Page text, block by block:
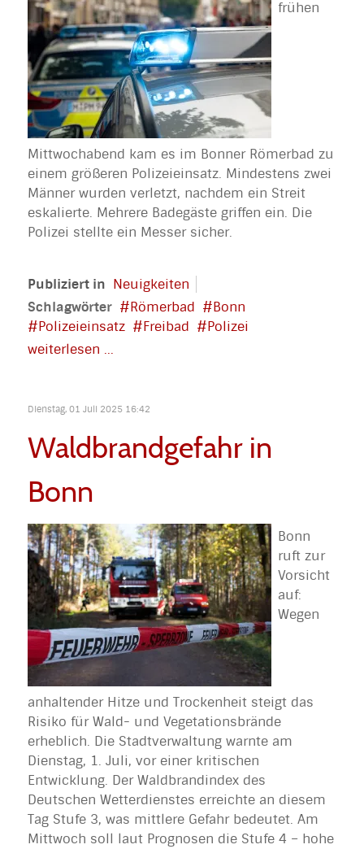
frühen
Mittwochabend kam es im Bonner Römerbad zu
einem größeren Polizeieinsatz. Mindestens zwei
Männer wurden verletzt, nachdem ein Streit
eskalierte. Mehrere Badegäste griffen ein. Die
Polizei stellte ein Messer sicher.
Publiziert in Neuigkeiten
Schlagwörter
Römerbad
Bonn
Polizeieinsatz
Freibad
Polizei
weiterlesen ...
Dienstag, 01 Juli 2025 16:42
Waldbrandgefahr in
Bonn
Bonn
ruft zur
Vorsicht
auf:
Wegen
anhaltender Hitze und Trockenheit steigt das
Risiko für Wald- und Vegetationsbrände
erheblich. Die Stadtverwaltung warnte am
Dienstag, 1. Juli, vor einer kritischen
Entwicklung. Der Waldbrandindex des
Deutschen Wetterdienstes erreichte an diesem
Tag Stufe 3, was mittlere Gefahr bedeutet. Am
Mittwoch soll laut Prognosen die Stufe 4 – hohe